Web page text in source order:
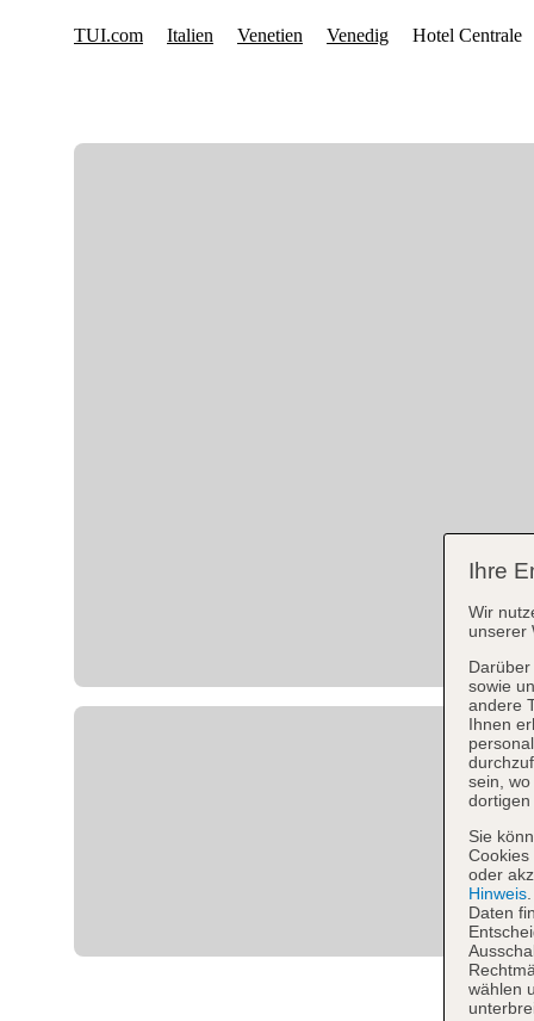
Ihre
Wir
unserer
sowie
andere
Ihnen
sein,
dortigen
Sie
Cookies
oder
Hinweis
Daten
wählen